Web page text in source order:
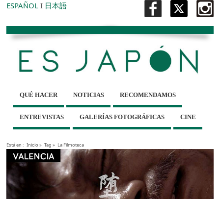
ESPAÑOL I 日本語
QUÉ HACER NOTICIAS RECOMENDAMOS
ENTREVISTAS GALERÍAS FOTOGRÁFICAS CINE
Está en : Inicio» Tag » La Filmoteca